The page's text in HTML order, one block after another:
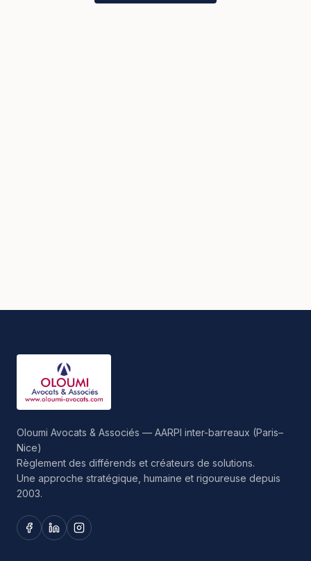
Oloumi Avocats & Associés — AARPI inter-barreaux (Paris–
Nice)
Règlement des différends et créateurs de solutions.
Une approche stratégique, humaine et rigoureuse depuis
2003.